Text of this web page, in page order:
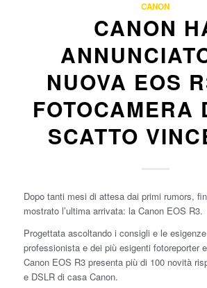
CANON
CANON
NUOVA EOS
FOTOCAMERA
SCATTO
Dopo tanti mesi di attesa dai primi rumors,
mostrato l’ultima arrivata: la Canon EOS R3.
Progettata ascoltando i consigli e le
professionista e dei più esigenti fotoreporter
Canon EOS R3 presenta più di 100 novità
e DSLR di casa Canon.